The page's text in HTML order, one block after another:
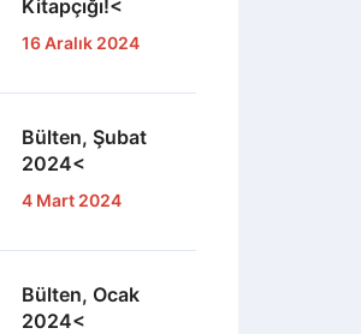
Kitapçığı!<
16 Aralık 2024
Bülten, Şubat
2024<
4 Mart 2024
Bülten, Ocak
2024<